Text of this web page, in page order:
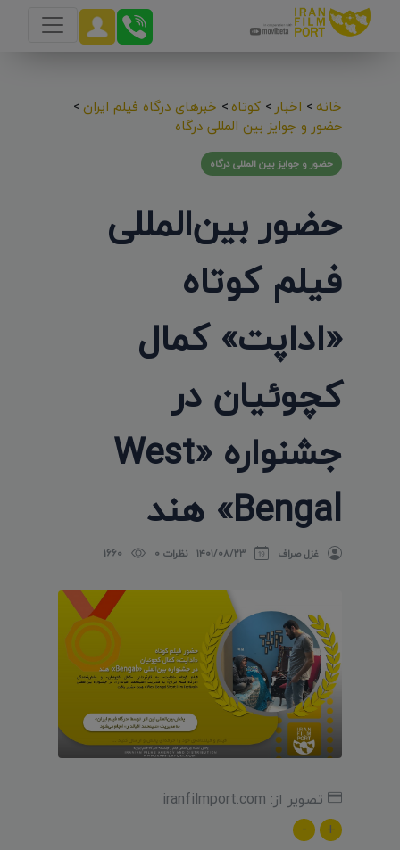
خانه> اخبار> کوتاه> خبرهای درگاه فیلم ایران>
حضور و جوایز بین المللی درگاه
حضور و جوایز بین المللی درگاه
حضور بین‌المللی
فیلم کوتاه
«اداپت» کمال
کچوئیان در
جشنواره «West
Bengal» هند
غزل صراف ۱۴۰۱/۰۸/۲۳ نظرات 0 1660
تصویر از: iranfilmport.com
+
-